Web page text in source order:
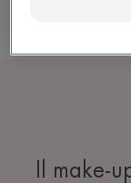
opacizzare e
Il make-